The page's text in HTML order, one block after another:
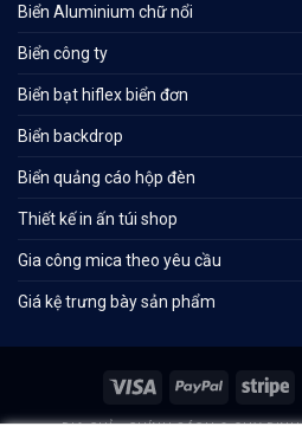
Biển Aluminium chữ nổi
Biển công ty
Biển bạt hiflex biển đơn
Biển backdrop
Biển quảng cáo hộp đèn
Thiết kế in ấn túi shop
Gia công mica theo yêu cầu
Giá kệ trưng bày sản phẩm
ĐỊA CHỈ CHÍNH SÁCH & QUY ĐỊNH